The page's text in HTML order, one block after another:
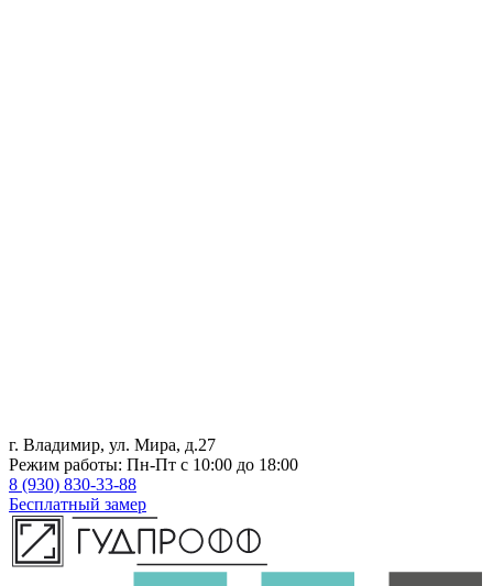
г. Владимир, ул. Мира, д.27
Режим работы: Пн-Пт с 10:00 до 18:00
8 (930) 830-33-88
Бесплатный замер